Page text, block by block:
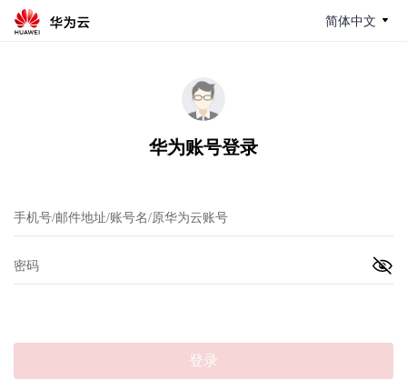
简体中文
华为账号登录
登录